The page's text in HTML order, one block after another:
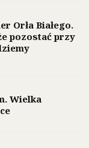
Orła Białego.
pozostać przy
Wielka